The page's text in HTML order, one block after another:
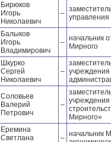
Бирюков
Игорь
Николаевич
–
Балыков
Игорь
Владимирович
– начальник
Мирного
Шкурко
Сергей
Николаевич
–
Соловьев
Валерий
Петрович
–
Мирного»
Еремина
Светлана
– начальник